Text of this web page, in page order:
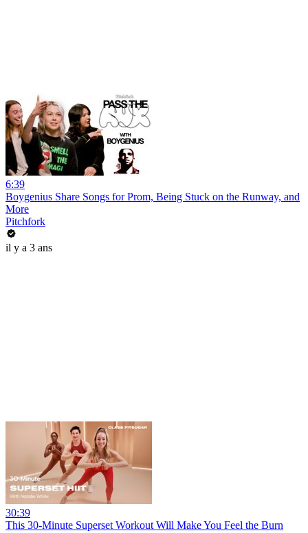
6:39
Boygenius Share Songs for Prom, Being Stuck on the Runway, and
More
Pitchfork
il y a 3 ans
30:39
This 30-Minute Superset Workout Will Make You Feel the Burn